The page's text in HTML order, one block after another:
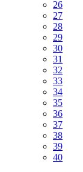
26
27
28
29
30
31
32
33
34
35
36
37
38
39
40